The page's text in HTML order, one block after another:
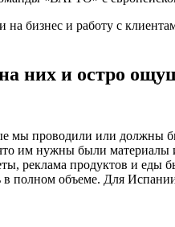
бизнес и работу с
них и остро
мы проводили или должны
им нужны были
реклама продуктов и еды
полном объеме. Для